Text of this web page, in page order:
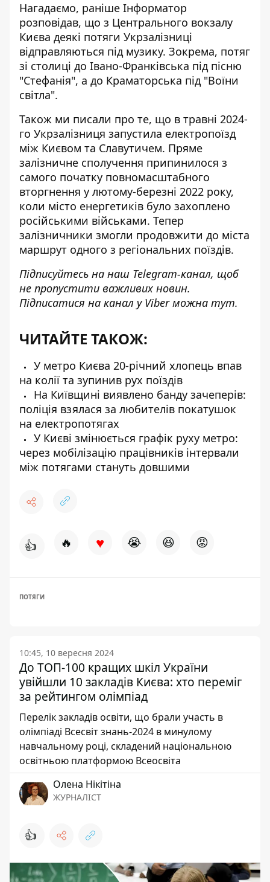
Нагадаємо, раніше Інформатор
розповідав, що з Центрального вокзалу
Києва деякі потяги Укрзалізниці
відправляються під музику. Зокрема, потяг
зі столиці до Івано-Франківська під пісню
"Стефанія", а до Краматорська під "Воїни
світла".
Також ми писали про те, що в травні 2024-
го Укрзалізниця запустила електропоїзд
між Києвом та Славутичем. Пряме
залізничне сполучення припинилося з
самого початку повномасштабного
вторгнення у лютому-березні 2022 року,
коли місто енергетиків було захоплено
російськими військами. Тепер
залізничники змогли продовжити до міста
маршрут одного з регіональних поїздів.
Підписуйтесь на наш Telegram-канал, щоб
не пропустити важливих новин.
Підписатися на канал у Viber можна тут.
ЧИТАЙТЕ ТАКОЖ:
У метро Києва 20-річний хлопець впав
на колії та зупинив рух поїздів
На Київщині виявлено банду зачеперів:
поліція взялася за любителів покатушок
на електропотягах
У Києві змінюється графік руху метро:
через мобілізацію працівників інтервали
між потягами стануть довшими
👍 🔥 ♥ 😭 😆 😡
ПОТЯГИ
10:45, 10 вересня 2024
До ТОП-100 кращих шкіл України
увійшли 10 закладів Києва: хто переміг
за рейтингом олімпіад
Перелік закладів освіти, що брали участь в
олімпіаді Всесвіт знань-2024 в минулому
навчальному році, складений національною
освітньою платформою Всеосвіта
Олена Нікітіна
ЖУРНАЛІСТ
👍